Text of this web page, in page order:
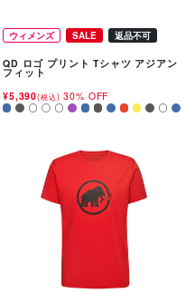
ウィメンズ SALE 返品不可
QD ロゴ プリント Tシャツ アジアン
フィット
¥5,390(税込) 30% OFF